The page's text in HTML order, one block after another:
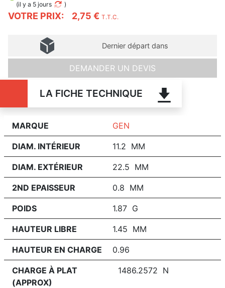
VOTRE PRIX: 2,75 € T.T.C.
(il y a 5 jours )
Dernier départ dans
DEMANDER UN DEVIS
LA FICHE TECHNIQUE
MARQUE GEN
DIAM. INTÉRIEUR 11.2 MM
DIAM. EXTÉRIEUR 22.5 MM
2ND EPAISSEUR 0.8 MM
POIDS 1.87 G
HAUTEUR LIBRE 1.45 MM
HAUTEUR EN CHARGE 0.96
CHARGE À PLAT
(APPROX)
1486.2572 N